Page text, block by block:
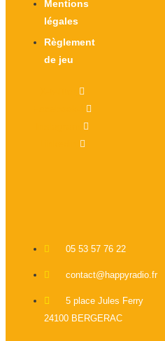
Mentions
légales
Règlement
de jeu
05 53 57 76 22
contact@happyradio.fr
5 place Jules Ferry
24100 BERGERAC